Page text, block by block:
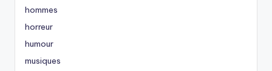
hommes
horreur
humour
musiques